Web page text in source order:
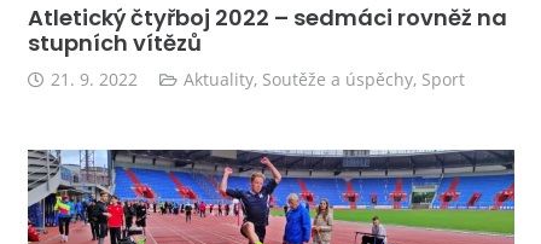
Atletický čtyřboj 2022 – sedmáci rovněž na
stupních vítězů
21. 9. 2022 Aktuality, Soutěže a úspěchy, Sport